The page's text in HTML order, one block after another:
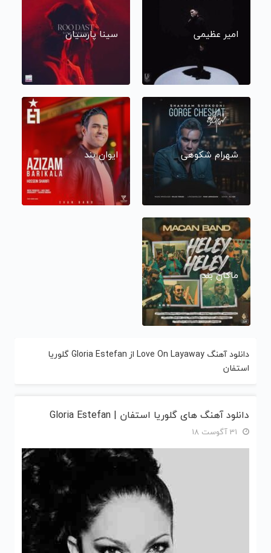
امیر عظیمی سینا پارسیان
شهرام شکوهی ایوان بند
ماکان بند
دانلود آهنگ Love On Layaway از Gloria Estefan گلوریا
استفان
دانلود آهنگ های گلوریا استفان | Gloria Estefan